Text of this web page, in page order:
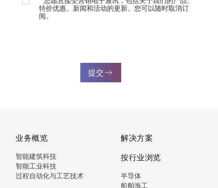
特价优惠、新闻和活动的更新。您可以随时取消订
阅。
提交
业务概览
智能建筑科技
智能工业科技
过程自动化与工艺技术
解决方案
按行业浏览
半导体
船舶海工